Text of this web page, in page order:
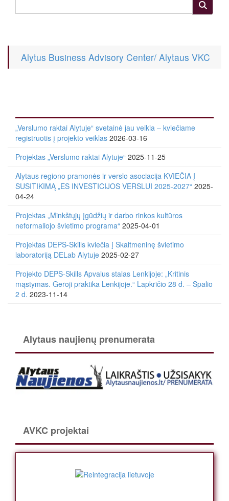
Alytus Business Advisory Center/ Alytaus VKC
„Verslumo raktai Alytuje“ svetainė jau veikia – kviečiame
registruotis į projekto veiklas 2026-03-16
Projektas „Verslumo raktai Alytuje“ 2025-11-25
Alytaus regiono pramonės ir verslo asociacija KVIEČIA Į
SUSITIKIMĄ „ES INVESTICIJOS VERSLUI 2025-2027“ 2025-
04-24
Projektas „Minkštųjų įgūdžių ir darbo rinkos kultūros
neformaliojo švietimo programa“ 2025-04-01
Projektas DEPS-Skills kviečia į Skaitmeninę švietimo
laboratoriją DELab Alytuje 2025-02-27
Projekto DEPS-Skills Apvalus stalas Lenkijoje: „Kritinis
mąstymas. Geroji praktika Lenkijoje.“ Lapkričio 28 d. – Spalio
2 d. 2023-11-14
Alytaus naujienų prenumerata
AVKC projektai